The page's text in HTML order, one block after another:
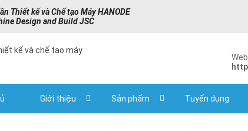
Thiết kế và Chế tạo Máy HANODE
Design and Build JSC
Giới thiệu Sản phẩm Tuyển dụng